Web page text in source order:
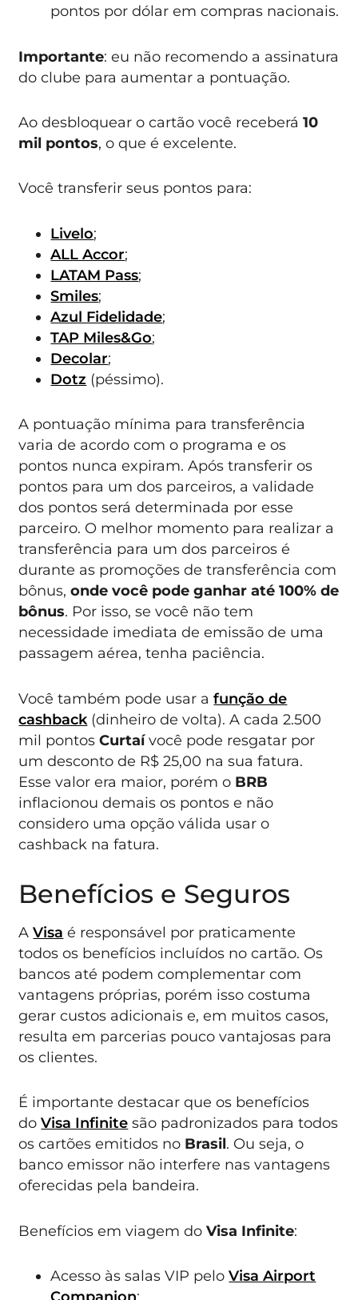
pontos por dólar em compras nacionais.
Importante: eu não recomendo a assinatura
do clube para aumentar a pontuação.
Ao desbloquear o cartão você receberá10
mil pontos, o que é excelente.
Você transferir seus pontos para:
Livelo;
ALL Accor;
LATAM Pass;
Smiles;
Azul Fidelidade;
TAP Miles&Go;
Decolar;
Dotz (péssimo).
A pontuação mínima para transferência
varia de acordo com o programa e os
pontos nunca expiram. Após transferir os
pontos para um dos parceiros, a validade
dos pontos será determinada por esse
parceiro. O melhor momento para realizar a
transferência para um dos parceiros é
durante as promoções de transferência com
bônus,onde você pode ganhar até 100% de
bônus. Por isso, se você não tem
necessidade imediata de emissão de uma
passagem aérea, tenha paciência.
Você também pode usar afunção de
cashback (dinheiro de volta). A cada 2.500
mil pontosCurtaívocê pode resgatar por
um desconto de R$ 25,00 na sua fatura.
Esse valor era maior, porém o BRB
inflacionou demais os pontos e não
considero uma opção válida usar o
cashback na fatura.
Benefícios e Seguros
AVisa é responsável por praticamente
todos os benefícios incluídos no cartão. Os
bancos até podem complementar com
vantagens próprias, porém isso costuma
gerar custos adicionais e, em muitos casos,
resulta em parcerias pouco vantajosas para
os clientes.
É importante destacar que os benefícios
doVisa Infinite são padronizados para todos
os cartões emitidos no Brasil. Ou seja, o
banco emissor não interfere nas vantagens
oferecidas pela bandeira.
Benefícios em viagem doVisa Infinite:
Acesso às salas VIP peloVisa Airport
Companion;